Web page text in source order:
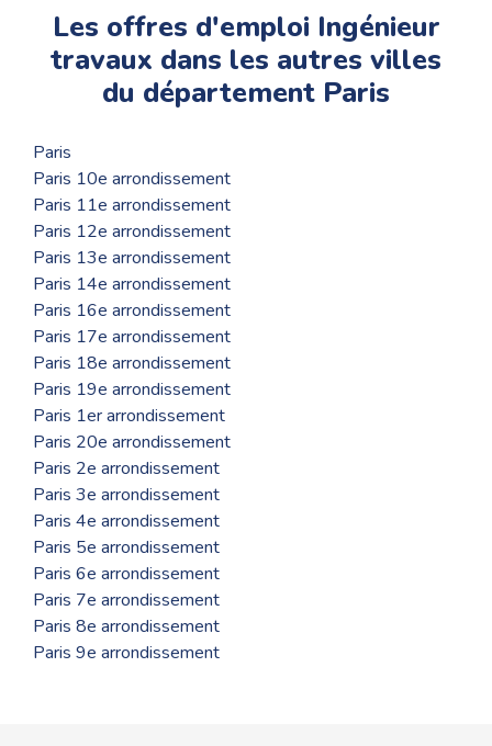
Les offres d'emploi Ingénieur
travaux dans les autres villes
du département Paris
Paris
Paris 10e arrondissement
Paris 11e arrondissement
Paris 12e arrondissement
Paris 13e arrondissement
Paris 14e arrondissement
Paris 16e arrondissement
Paris 17e arrondissement
Paris 18e arrondissement
Paris 19e arrondissement
Paris 1er arrondissement
Paris 20e arrondissement
Paris 2e arrondissement
Paris 3e arrondissement
Paris 4e arrondissement
Paris 5e arrondissement
Paris 6e arrondissement
Paris 7e arrondissement
Paris 8e arrondissement
Paris 9e arrondissement